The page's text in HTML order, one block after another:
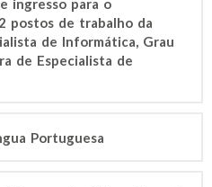
ingresso para o
postos de trabalho da
de Informática, Grau
de Especialista de
Portuguesa